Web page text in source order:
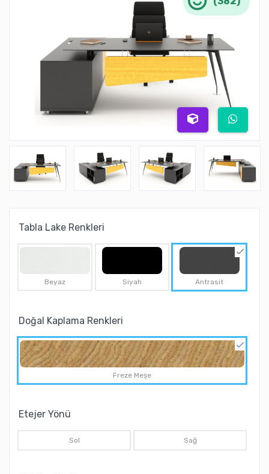
Tabla Lake Renkleri
Beyaz Siyah Antrasit
Doğal Kaplama Renkleri
Freze Meşe
Etejer Yönü
Sol Sağ